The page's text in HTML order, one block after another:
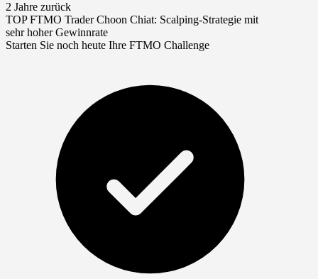
2 Jahre zurück
TOP FTMO Trader Choon Chiat: Scalping-Strategie mit
sehr hoher Gewinnrate
Starten Sie noch heute Ihre FTMO Challenge